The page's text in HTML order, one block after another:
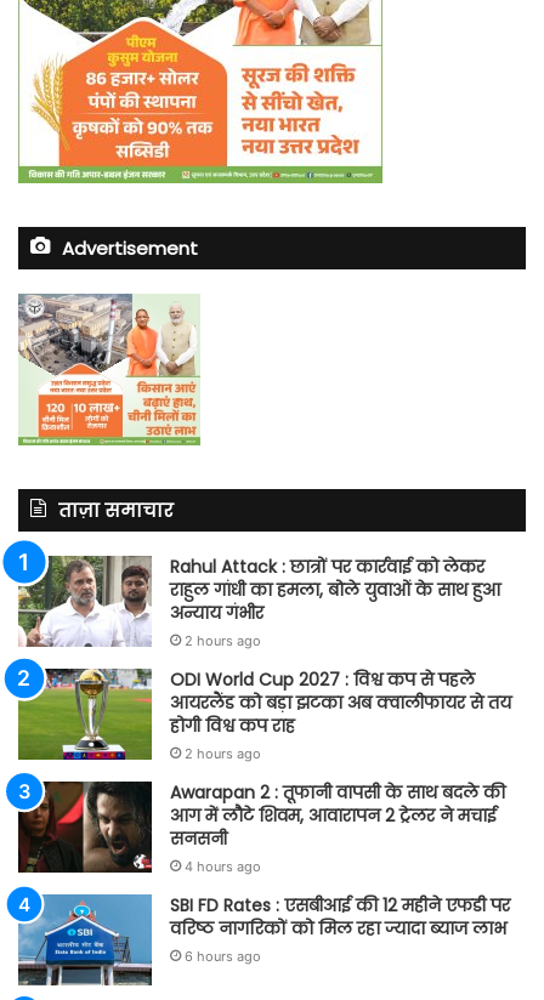
Advertisement
ताज़ा समाचार
Rahul Attack : छात्रों पर कार्रवाई को लेकर
राहुल गांधी का हमला, बोले युवाओं के साथ हुआ
अन्याय गंभीर
2 hours ago
ODI World Cup 2027 : विश्व कप से पहले
आयरलैंड को बड़ा झटका अब क्वालीफायर से तय
होगी विश्व कप राह
2 hours ago
Awarapan 2 : तूफानी वापसी के साथ बदले की
आग में लौटे शिवम, आवारापन 2 ट्रेलर ने मचाई
सनसनी
4 hours ago
SBI FD Rates : एसबीआई की 12 महीने एफडी पर
वरिष्ठ नागरिकों को मिल रहा ज्यादा ब्याज लाभ
6 hours ago